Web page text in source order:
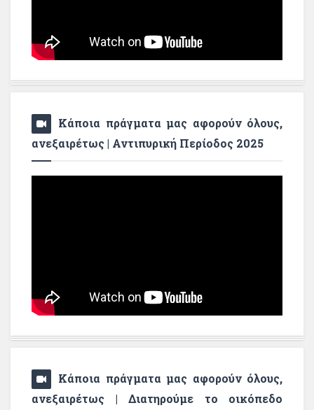
Κάποια πράγματα μας αφορούν όλους,
ανεξαιρέτως | Αντιπυρική Περίοδος 2025
Κάποια πράγματα μας αφορούν όλους,
ανεξαιρέτως | Διατηρούμε το οικόπεδο